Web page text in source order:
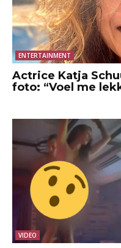
ENTERTAINMENT
Actrice Katja
foto: “Voel me
VIDEO